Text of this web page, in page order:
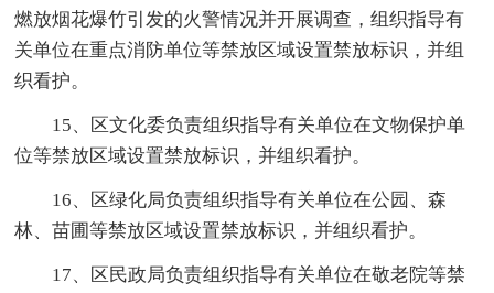
燃放烟花爆竹引发的火警情况并开展调查，组织指导有
关单位在重点消防单位等禁放区域设置禁放标识，并组
织看护。
15、区文化委负责组织指导有关单位在文物保护单
位等禁放区域设置禁放标识，并组织看护。
16、区绿化局负责组织指导有关单位在公园、森
林、苗圃等禁放区域设置禁放标识，并组织看护。
17、区民政局负责组织指导有关单位在敬老院等禁